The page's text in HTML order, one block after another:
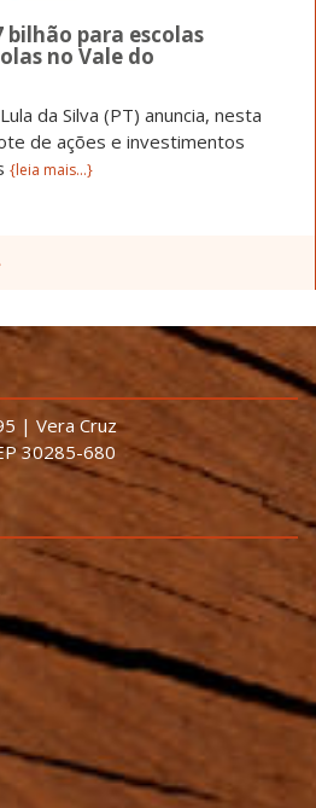
bilhão para escolas
no Vale do
da Silva (PT) anuncia, nesta
de ações e investimentos
{leia mais...}
| Vera Cruz
30285-680